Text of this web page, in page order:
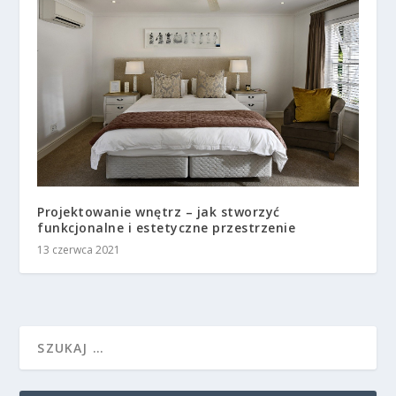
Projektowanie wnętrz – jak stworzyć
funkcjonalne i estetyczne przestrzenie
13 czerwca 2021